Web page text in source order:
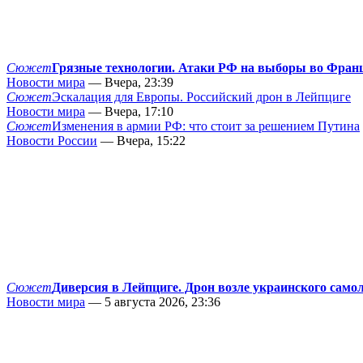
СюжетГрязные технологии. Атаки РФ на выборы во
Новости мира — Вчера, 23:39
СюжетЭскалация для Европы. Российский дрон в Лейпциге
Новости мира — Вчера, 17:10
СюжетИзменения в армии РФ: что стоит за решением Путина
Новости России — Вчера, 15:22
СюжетДиверсия в Лейпциге. Дрон возле украинского
Новости мира — 5 августа 2026, 23:36